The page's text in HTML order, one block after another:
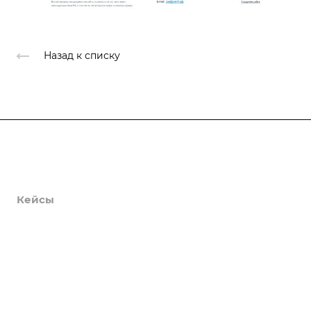
Назад к списку
Кейсы